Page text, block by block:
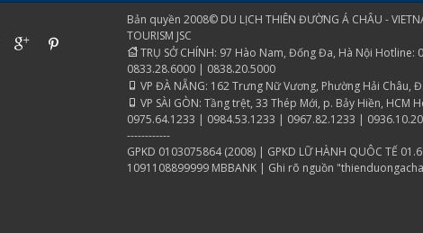
Bản quyền 2008© DU LỊCH THIÊN ĐƯỜNG Á CHÂU -
TOURISM JSC
TRỤ SỞ CHÍNH: 97 Hào Nam, Đống Đa, Hà Nội
0833.28.6000 | 0838.20.5000
VP ĐÀ NẴNG: 162 Trưng Nữ Vương, Phường Hải
VP SÀI GÒN: Tầng trệt, 33 Thép Mới, p. Bảy Hiền,
0975.64.1233 | 0984.53.1233 | 0967.82.1233 |
------------
GPKD 0103075864 (2008) | GPKD LỮ HÀNH QUÔC TẾ
1091108899999 MBBANK | Ghi rõ nguồn